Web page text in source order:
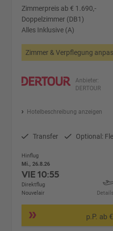
Zimmerpreis ab € 1.690,-
Doppelzimmer (DB1)
Alles Inklusive (A)
Zimmer & Verpflegung
Anbieter:
DERTOUR
Hotelbeschreibung anzeigen
Transfer Optional:
Hinflug
Mi., 26.8.26
VIE10:55
Direktflug
Nouvelair
Details
p.P. ab €